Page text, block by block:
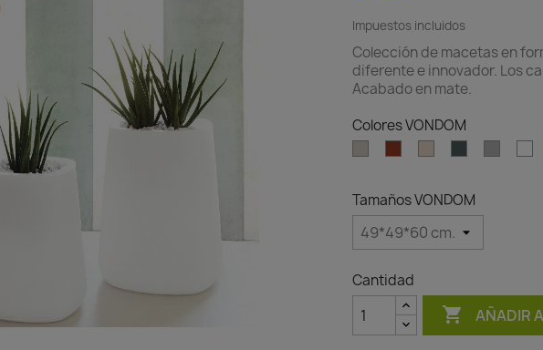
Impuestos incluidos
Colección de macetas en
diferente e innovador. Los
Acabado en mate.
Colores VONDOM
Tamaños VONDOM
Cantidad
 AÑADIR